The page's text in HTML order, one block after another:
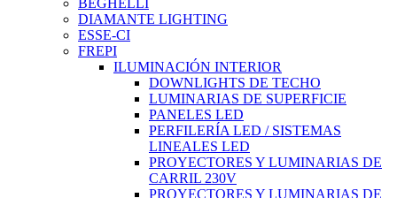
BEGHELLI
DIAMANTE LIGHTING
ESSE-CI
FREPI
ILUMINACIÓN INTERIOR
DOWNLIGHTS DE TECHO
LUMINARIAS DE SUPERFICIE
PANELES LED
PERFILERÍA LED / SISTEMAS
LINEALES LED
PROYECTORES Y LUMINARIAS DE
CARRIL 230V
PROYECTORES Y LUMINARIAS DE